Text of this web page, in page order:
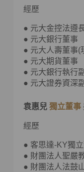
經歷
● 元大金控法遵
● 元大銀行董事
● 元大人壽董事(
● 元大期貨董事
● 元大銀行執行
● 元大證券資深
袁惠兒 獨立董事
經歷
● 客思達-KY獨
● 財團法人聖嚴
● 財團法人法鼓